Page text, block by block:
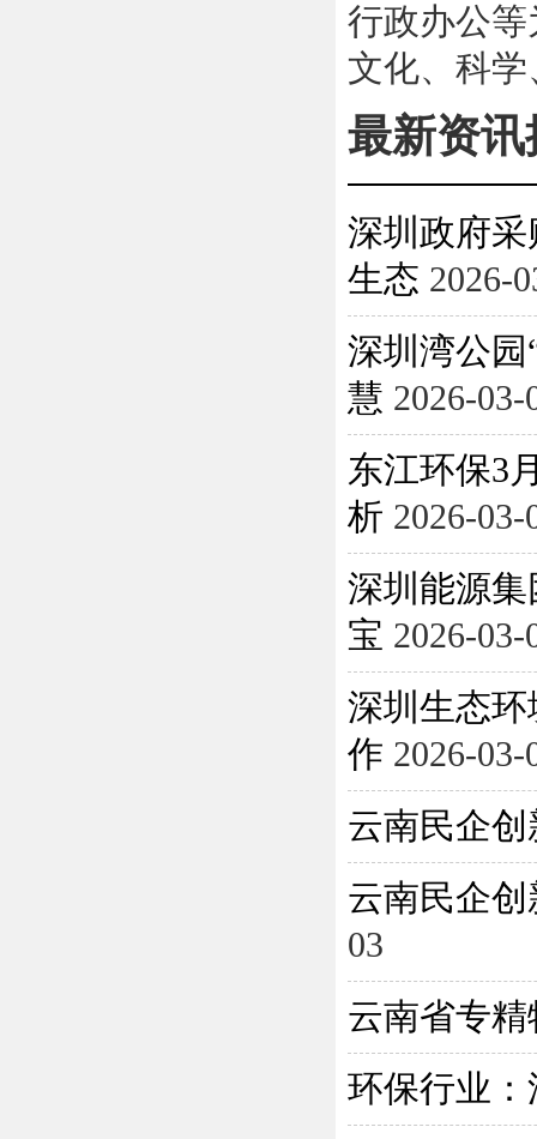
行政办公
文化、科
最新资讯
深圳政府
生态 2026-
深圳湾公
慧 2026-03-
东江环保3
析 2026-03-
深圳能源
宝 2026-03-
深圳生态
作 2026-03-
云南民企
云南民企
03
云南省专
环保行业